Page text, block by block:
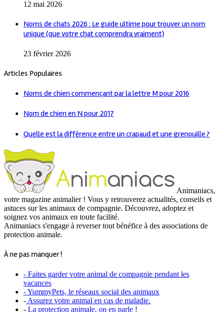
12 mai 2026
Noms de chats 2026 : Le guide ultime pour trouver un nom
unique (que votre chat comprendra vraiment)
23 février 2026
Articles Populaires
Noms de chien commençant par la lettre M pour 2016
Nom de chien en N pour 2017
Quelle est la différence entre un crapaud et une grenouille ?
Animaniacs,
votre magazine animalier ! Vous y retrouverez actualités, conseils et
astuces sur les animaux de compagnie. Découvrez, adoptez et
soignez vos animaux en toute facilité.
Animaniacs s'engage à reverser tout bénéfice à des associations de
protection animale.
À ne pas manquer !
- Faites garder votre animal de compagnie pendant les
vacances
- YummyPets, le réseaux social des animaux
- Assurez votre animal en cas de maladie.
- La protection animale, on en parle !